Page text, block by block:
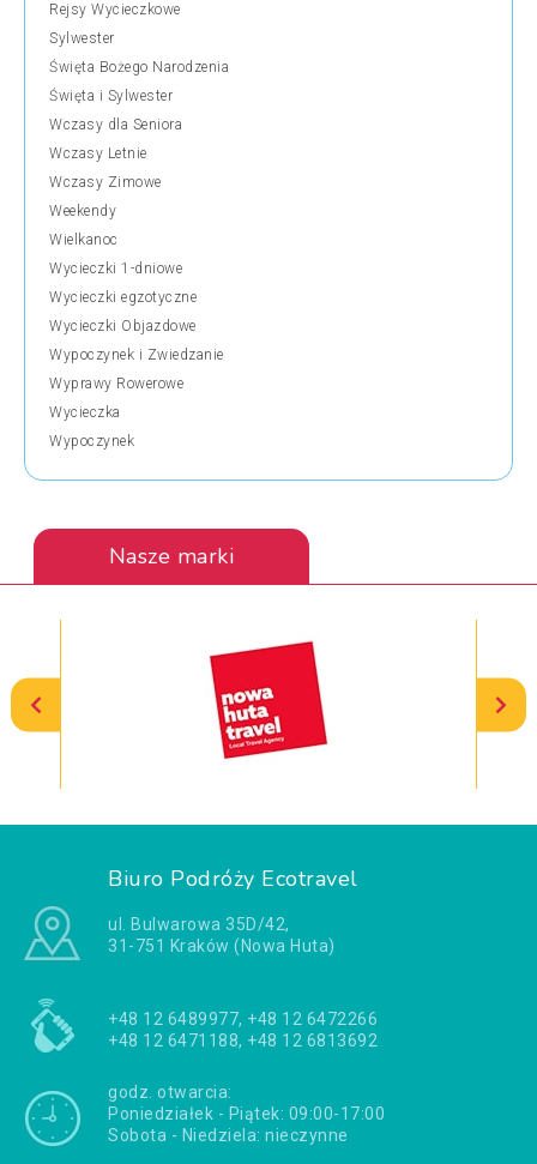
Rejsy Wycieczkowe
Sylwester
Święta Bożego Narodzenia
Święta i Sylwester
Wczasy dla Seniora
Wczasy Letnie
Wczasy Zimowe
Weekendy
Wielkanoc
Wycieczki 1-dniowe
Wycieczki egzotyczne
Wycieczki Objazdowe
Wypoczynek i Zwiedzanie
Wyprawy Rowerowe
Wycieczka
Wypoczynek
Nasze marki
Biuro Podróży Ecotravel
ul. Bulwarowa 35D/42,
31-751 Kraków (Nowa Huta)
+48 12 6489977, +48 12 6472266
+48 12 6471188, +48 12 6813692
godz. otwarcia:
Poniedziałek - Piątek: 09:00-17:00
Sobota - Niedziela: nieczynne